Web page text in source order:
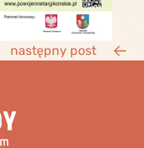
następny post